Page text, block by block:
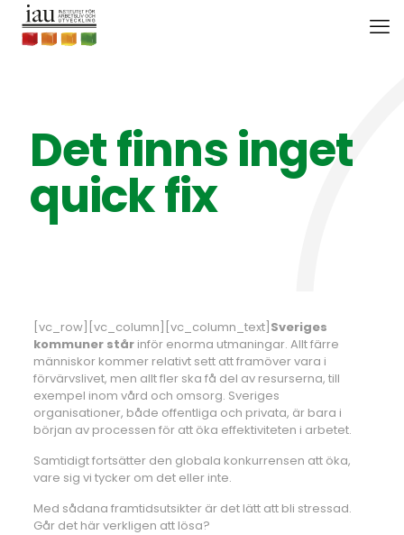
Det finns inget
quick fix
[vc_row][vc_column][vc_column_text] Sveriges
kommuner stårinför enorma utmaningar. Allt färre
människor kommer relativt sett att framöver vara i
förvärvslivet, men allt fler ska få del av resurserna, till
exempel inom vård och omsorg. Sveriges
organisationer, både offentliga och privata, är bara i
början av processen för att öka effektiviteten i arbetet.
Samtidigt fortsätter den globala konkurrensen att öka,
vare sig vi tycker om det eller inte.
Med sådana framtidsutsikter är det lätt att bli stressad.
Går det här verkligen att lösa?